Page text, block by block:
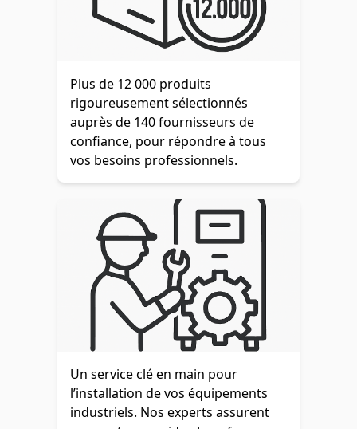
Plus de 12 000 produits
rigoureusement sélectionnés
auprès de 140 fournisseurs de
confiance, pour répondre à tous
vos besoins professionnels.
Un service clé en main pour
l’installation de vos équipements
industriels. Nos experts assurent